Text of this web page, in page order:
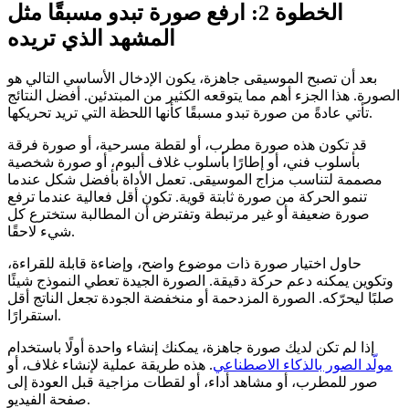
الخطوة 2: ارفع صورة تبدو مسبقًا مثل
المشهد الذي تريده
بعد أن تصبح الموسيقى جاهزة، يكون الإدخال الأساسي التالي هو
الصورة. هذا الجزء أهم مما يتوقعه الكثير من المبتدئين. أفضل النتائج
تأتي عادةً من صورة تبدو مسبقًا كأنها اللحظة التي تريد تحريكها.
قد تكون هذه صورة مطرب، أو لقطة مسرحية، أو صورة فرقة
بأسلوب فني، أو إطارًا بأسلوب غلاف ألبوم، أو صورة شخصية
مصممة لتناسب مزاج الموسيقى. تعمل الأداة بأفضل شكل عندما
تنمو الحركة من صورة ثابتة قوية. تكون أقل فعالية عندما ترفع
صورة ضعيفة أو غير مرتبطة وتفترض أن المطالبة ستخترع كل
شيء لاحقًا.
حاول اختيار صورة ذات موضوع واضح، وإضاءة قابلة للقراءة،
وتكوين يمكنه دعم حركة دقيقة. الصورة الجيدة تعطي النموذج شيئًا
صلبًا ليحرّكه. الصورة المزدحمة أو منخفضة الجودة تجعل الناتج أقل
استقرارًا.
إذا لم تكن لديك صورة جاهزة، يمكنك إنشاء واحدة أولًا باستخدام
مولّد الصور بالذكاء الاصطناعي. هذه طريقة عملية لإنشاء غلاف، أو
صور للمطرب، أو مشاهد أداء، أو لقطات مزاجية قبل العودة إلى
صفحة الفيديو.